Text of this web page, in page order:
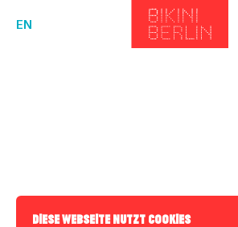
EN
DIESE WEBSEITE NUTZT COOKIES